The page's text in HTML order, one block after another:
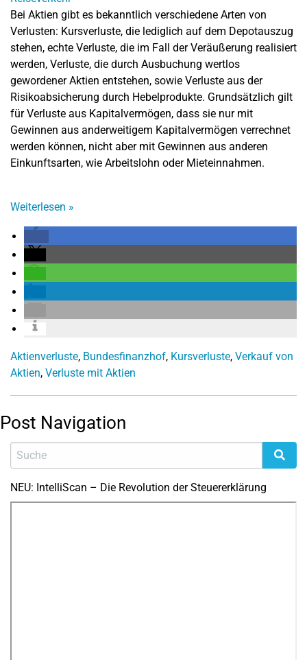
Bei Aktien gibt es bekanntlich verschiedene Arten von
Verlusten: Kursverluste, die lediglich auf dem Depotauszug
stehen, echte Verluste, die im Fall der Veräußerung realisiert
werden, Verluste, die durch Ausbuchung wertlos
gewordener Aktien entstehen, sowie Verluste aus der
Risikoabsicherung durch Hebelprodukte. Grundsätzlich gilt
für Verluste aus Kapitalvermögen, dass sie nur mit
Gewinnen aus anderweitigem Kapitalvermögen verrechnet
werden können, nicht aber mit Gewinnen aus anderen
Einkunftsarten, wie Arbeitslohn oder Mieteinnahmen.
Weiterlesen »
Aktienverluste, Bundesfinanzhof, Kursverluste, Verkauf von
Aktien, Verluste mit Aktien
Post Navigation
NEU: IntelliScan – Die Revolution der Steuererklärung